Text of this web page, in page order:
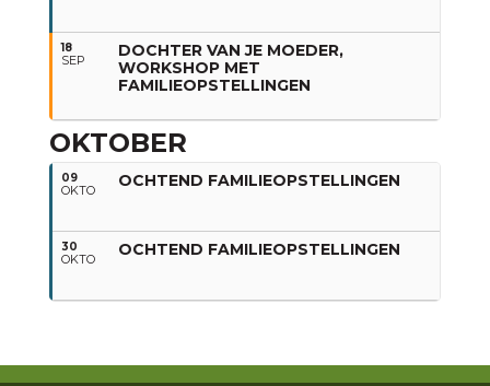
18
SEP
DOCHTER VAN JE MOEDER,
WORKSHOP MET
FAMILIEOPSTELLINGEN
OKTOBER
09
OKTO OCHTEND FAMILIEOPSTELLINGEN
30
OKTO OCHTEND FAMILIEOPSTELLINGEN